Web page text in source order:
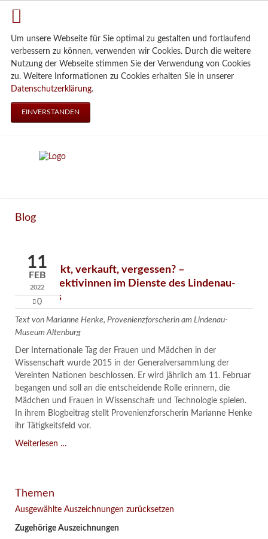
Um unsere Webseite für Sie optimal zu gestalten und fortlaufend
verbessern zu können, verwenden wir Cookies. Durch die weitere
Nutzung der Webseite stimmen Sie der Verwendung von Cookies
zu. Weitere Informationen zu Cookies erhalten Sie in unserer
Datenschutzerklärung.
EINVERSTANDEN
Blog
11
FEB
2022
0
Verschenkt, verkauft, vergessen? –
Kunstdetektivinnen im Dienste des Lindenau-
Museums
Text von Marianne Henke, Provenienzforscherin am Lindenau-
Museum Altenburg
Der Internationale Tag der Frauen und Mädchen in der
Wissenschaft wurde 2015 in der Generalversammlung der
Vereinten Nationen beschlossen. Er wird jährlich am 11. Februar
begangen und soll an die entscheidende Rolle erinnern, die
Mädchen und Frauen in Wissenschaft und Technologie spielen.
In ihrem Blogbeitrag stellt Provenienzforscherin Marianne Henke
ihr Tätigkeitsfeld vor.
Weiterlesen …
im
des
Themen
Ausgewählte Auszeichnungen zurücksetzen
Zugehörige Auszeichnungen